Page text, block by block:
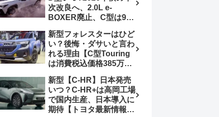
Edition」終了
次改良へ、2.0L e-
BOXER廃止、C型は9月
ーボ採用予想【スバル最
新情報】
新型フォレスターはひど
い？後悔・ダサいと言わ
れる理由【C型Touring
は消費税込価格385万円
19.1km/L、納期4～5か
月】ナビUI・冬用タイ
ヤ・ウィルダネス日本発
売は？カーオブザイヤー
新型【C-HR】日本発売
いつ？C-HR+は高岡工場
で国内生産、日本導入に
期待【トヨタ最新情報】